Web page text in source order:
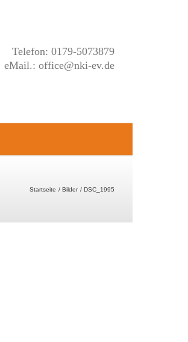
Telefon: 0179-5073879
eMail.: office@nki-ev.de
Startseite Bilder DSC_1995